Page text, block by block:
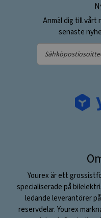
Anmäl dig till vårt
senaste
Yourex är ett
specialiserade på
ledande leverantörer
reservdelar. Yourex